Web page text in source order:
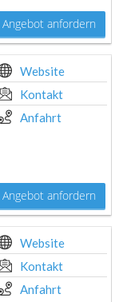
Angebot anfordern
Website
Kontakt
Anfahrt
Angebot anfordern
Website
Kontakt
Anfahrt